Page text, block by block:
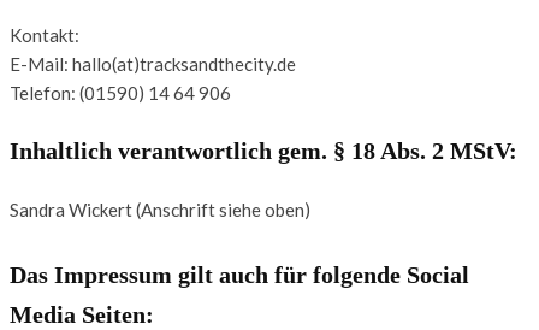
Kontakt:
E-Mail: hallo(at)tracksandthecity.de
Telefon: (01590) 14 64 906
Inhaltlich verantwortlich gem. § 18 Abs. 2 MStV:
Sandra Wickert (Anschrift siehe oben)
Das Impressum gilt auch für folgende Social
Media Seiten: